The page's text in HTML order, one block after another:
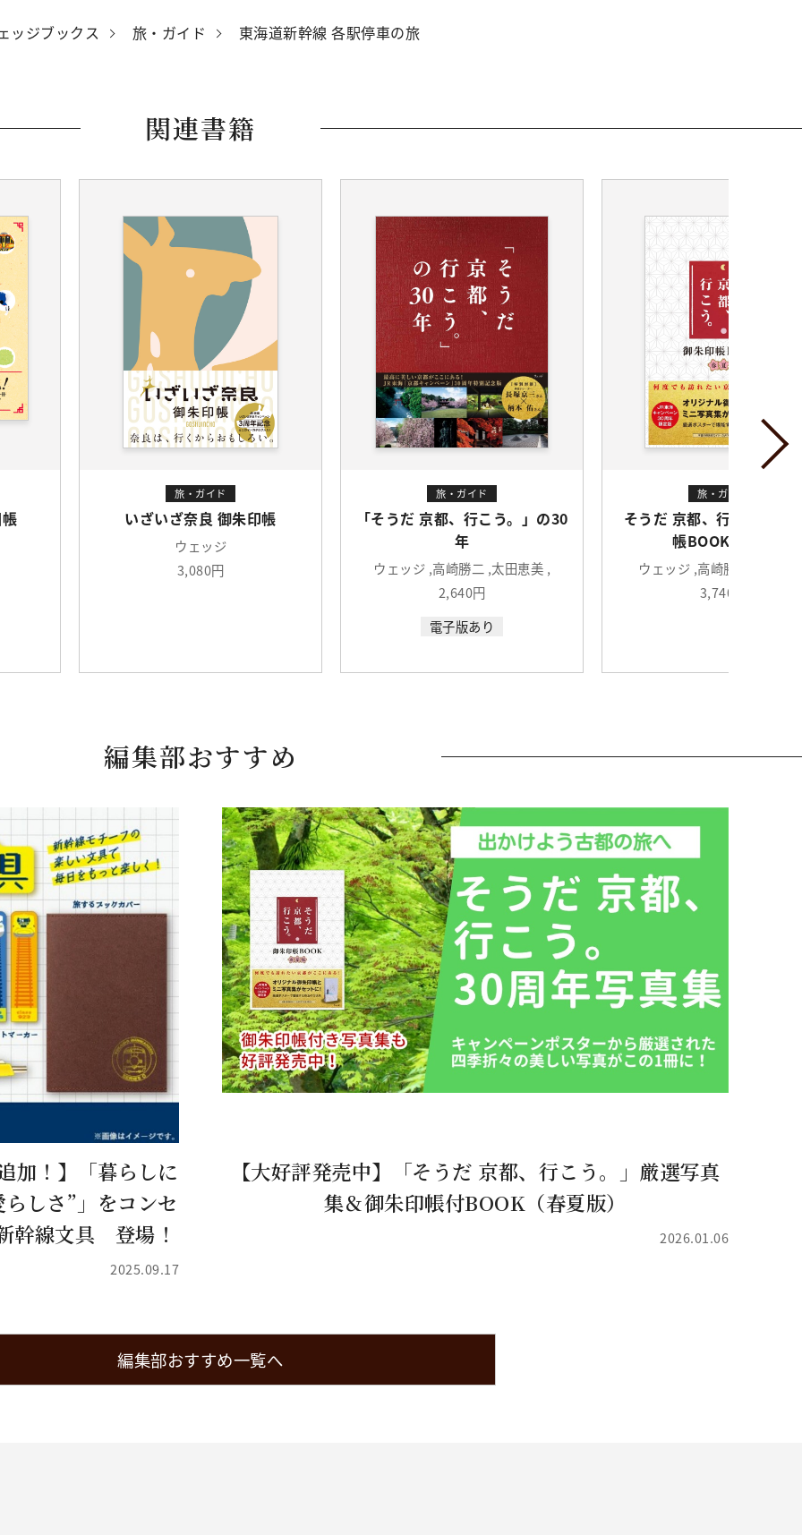
ッジブックス 旅・ガイド 東海道新幹線 各駅停車の旅
関連書籍
旅・ガイド
「そうだ 京都、行こう。」の30
年
ウェッジ ,高崎勝二 ,太田恵美 ,
旅・ガイド
そうだ 京都、行こう。 御朱印
帳BOOK春夏版
ウェッジ ,高崎勝二 ,太田恵美
3,740円
旅・ガイド
そうだ 京都、行こう。御
BOOK 秋冬版
ウェッジ ,高崎勝二 ,太田恵
3,740円
編集部おすすめ
加！】「暮らしに
しさ”」をコンセ
幹線文具 登場！
2025.09.17
【大好評発売中】「そうだ 京都、行こう。」厳選写真
集＆御朱印帳付BOOK（春夏版）
2026.01.06
編集部おすすめ一覧へ